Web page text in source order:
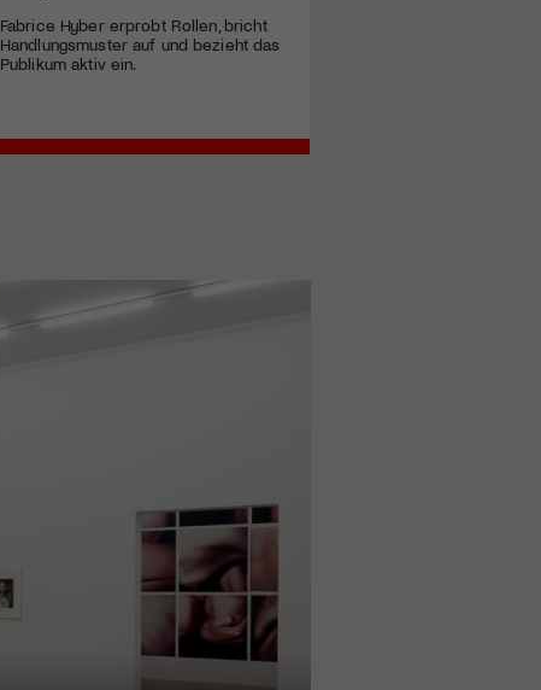
Fabrice Hyber erprobt Rollen, bricht
Handlungsmuster auf und bezieht das
Publikum aktiv ein.